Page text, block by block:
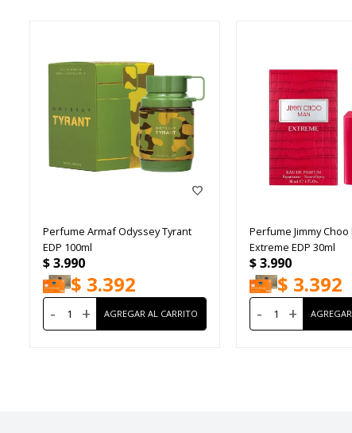
Perfume Armaf Odyssey Tyrant
EDP 100ml
$3.990
$ 3.392
- +
Perfume Jimmy Choo
Extreme EDP 30ml
$3.990
$ 3.392
- +